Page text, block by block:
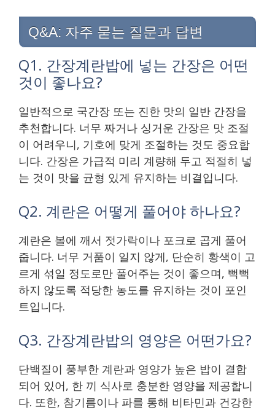
Q&A: 자주 묻는 질문과 답변
Q1. 간장계란밥에 넣는 간장은 어떤
것이 좋나요?
일반적으로 국간장 또는 진한 맛의 일반 간장을
추천합니다. 너무 짜거나 싱거운 간장은 맛 조절
이 어려우니, 기호에 맞게 조절하는 것도 중요합
니다. 간장은 가급적 미리 계량해 두고 적절히 넣
는 것이 맛을 균형 있게 유지하는 비결입니다.
Q2. 계란은 어떻게 풀어야 하나요?
계란은 볼에 깨서 젓가락이나 포크로 곱게 풀어
줍니다. 너무 거품이 일지 않게, 단순히 황색이 고
르게 섞일 정도로만 풀어주는 것이 좋으며, 뻑뻑
하지 않도록 적당한 농도를 유지하는 것이 포인
트입니다.
Q3. 간장계란밥의 영양은 어떤가요?
단백질이 풍부한 계란과 영양가 높은 밥이 결합
되어 있어, 한 끼 식사로 충분한 영양을 제공합니
다. 또한, 참기름이나 파를 통해 비타민과 건강한